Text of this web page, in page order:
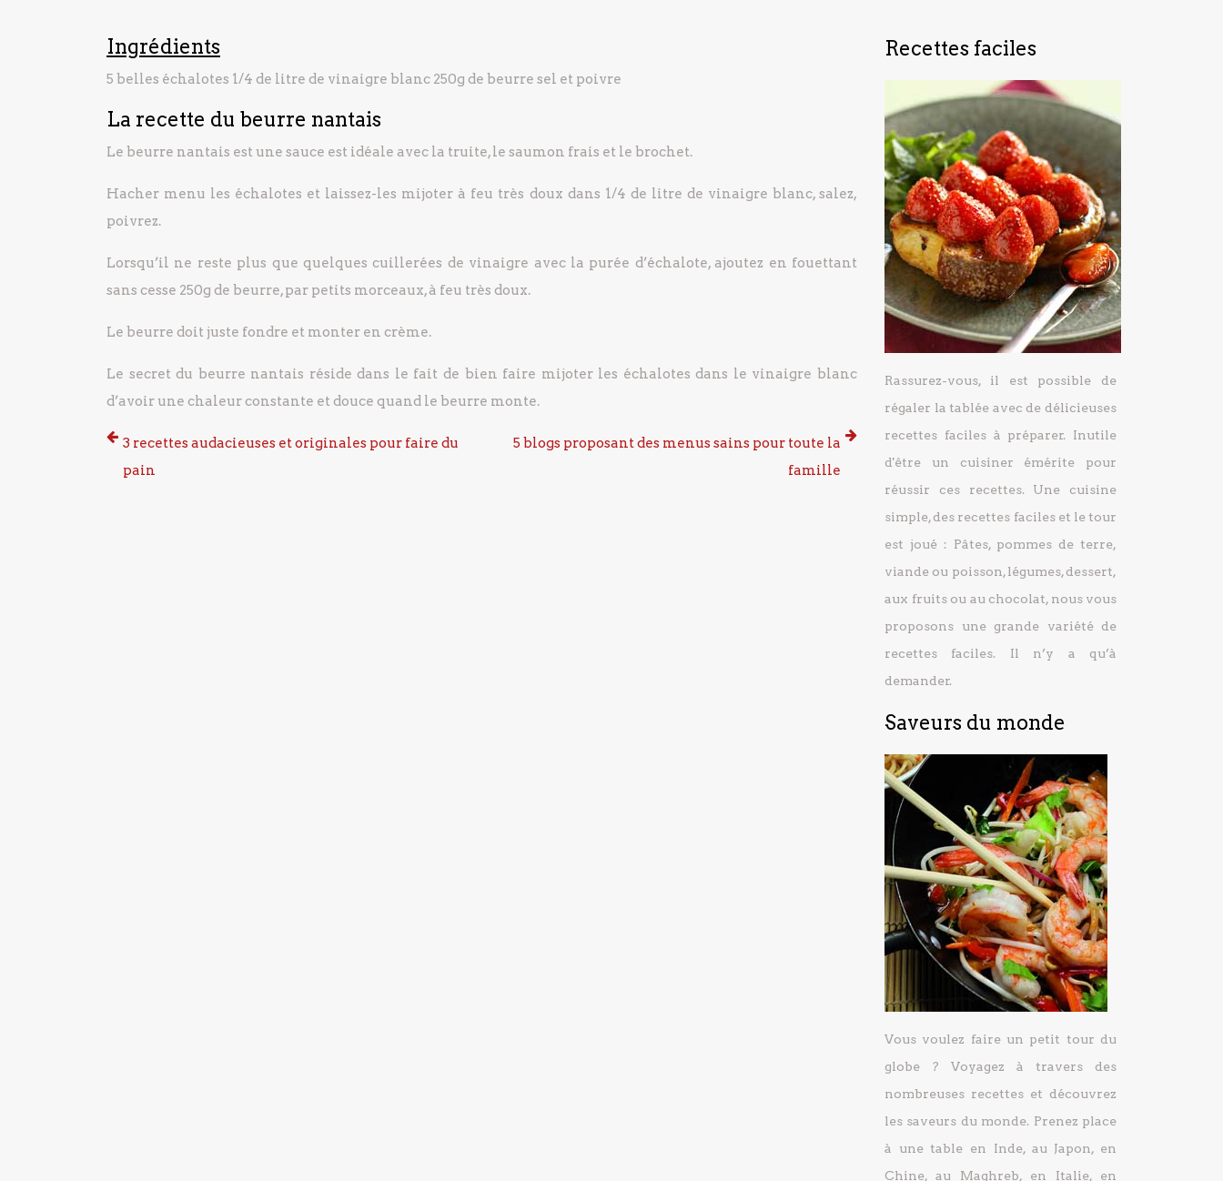
Ingrédients
5 belles échalotes 1/4 de litre de vinaigre blanc 250g de beurre sel et poivre
La recette du beurre nantais
Le beurre nantais est une sauce est idéale avec la truite, le saumon frais et le brochet.
Hacher menu les échalotes et laissez-les mijoter à feu très doux dans 1/4 de litre de vinaigre blanc, salez,
poivrez.
Lorsqu’il ne reste plus que quelques cuillerées de vinaigre avec la purée d’échalote, ajoutez en fouettant
sans cesse 250g de beurre, par petits morceaux, à feu très doux.
Le beurre doit juste fondre et monter en crème.
Le secret du beurre nantais réside dans le fait de bien faire mijoter les échalotes dans le vinaigre blanc
d’avoir une chaleur constante et douce quand le beurre monte.
3 recettes audacieuses et originales pour faire du
pain
5 blogs proposant des menus sains pour toute la
famille
Recettes faciles
Rassurez-vous, il est possible de
régaler la tablée avec de délicieuses
recettes faciles à préparer. Inutile
d'être un cuisiner émérite pour
réussir ces recettes. Une cuisine
simple, des recettes faciles et le tour
est joué : Pâtes, pommes de terre,
viande ou poisson, légumes, dessert,
aux fruits ou au chocolat, nous vous
proposons une grande variété de
recettes faciles. Il n’y a qu’à
demander.
Saveurs du monde
Vous voulez faire un petit tour du
globe ? Voyagez à travers des
nombreuses recettes et découvrez
les saveurs du monde. Prenez place
à une table en Inde, au Japon, en
Chine, au Maghreb, en Italie, en